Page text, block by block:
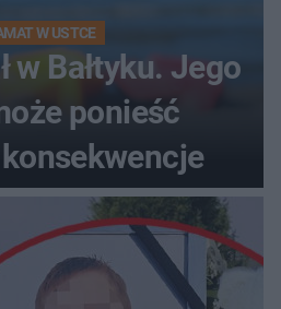
W USTCE
w Bałtyku. Jego
ponieść